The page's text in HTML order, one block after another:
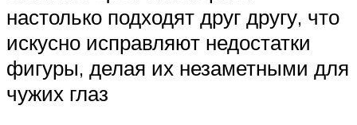
настолько подходят друг другу, что
искусно исправляют недостатки
фигуры, делая их незаметными для
чужих глаз